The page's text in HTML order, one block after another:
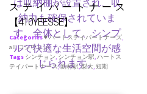
ステイパートナース
【410YEESSE】
Categories♥ ハートステイパートナーズ,
all,コシウォン
Tags シンチョン, シンチョン駅,ハートス
テイパートナース,新村駅,梨大,短期